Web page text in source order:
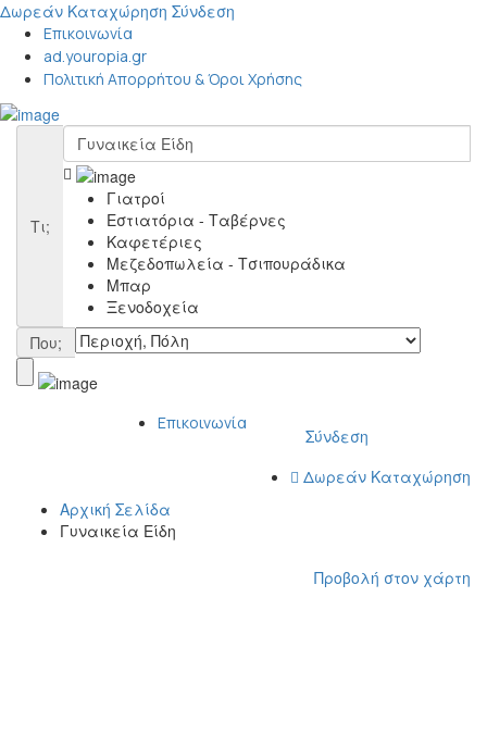
Δωρεάν Καταχώρηση Σύνδεση
Επικοινωνία
ad.youropia.gr
Πολιτική Απορρήτου & Όροι Χρήσης
Τι;
Γιατροί
Εστιατόρια - Ταβέρνες
Καφετέριες
Μεζεδοπωλεία - Τσιπουράδικα
Μπαρ
Ξενοδοχεία
Που;
Σύνδεση
Δωρεάν Καταχώρηση
Επικοινωνία
Αρχική Σελίδα
Γυναικεία Είδη
Προβολή στον χάρτη